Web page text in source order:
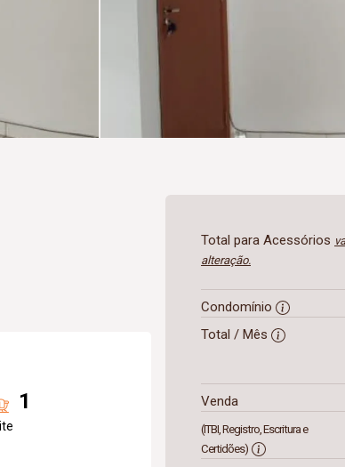
1
Total para Acessórios
alteração.
Condomínio
Total / Mês
Venda
(ITBI, Registro, Escritura e
Certidões)